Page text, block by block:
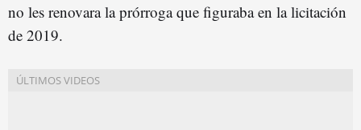
no les renovara la prórroga que figuraba en la licitación
de 2019.